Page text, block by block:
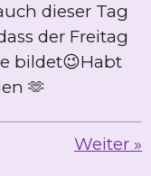
dieser Tag
der Freitag
bildet😉Habt
🫶
Weiter »